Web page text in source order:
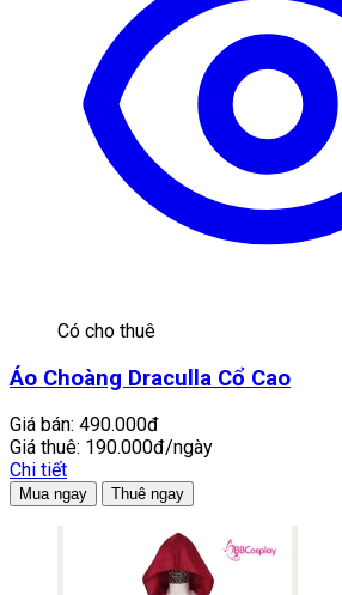
Có cho thuê
Áo Choàng Draculla Cổ Cao
Giá bán: 490.000đ
Giá thuê: 190.000đ/ngày
Chi tiết
Mua ngay Thuê ngay